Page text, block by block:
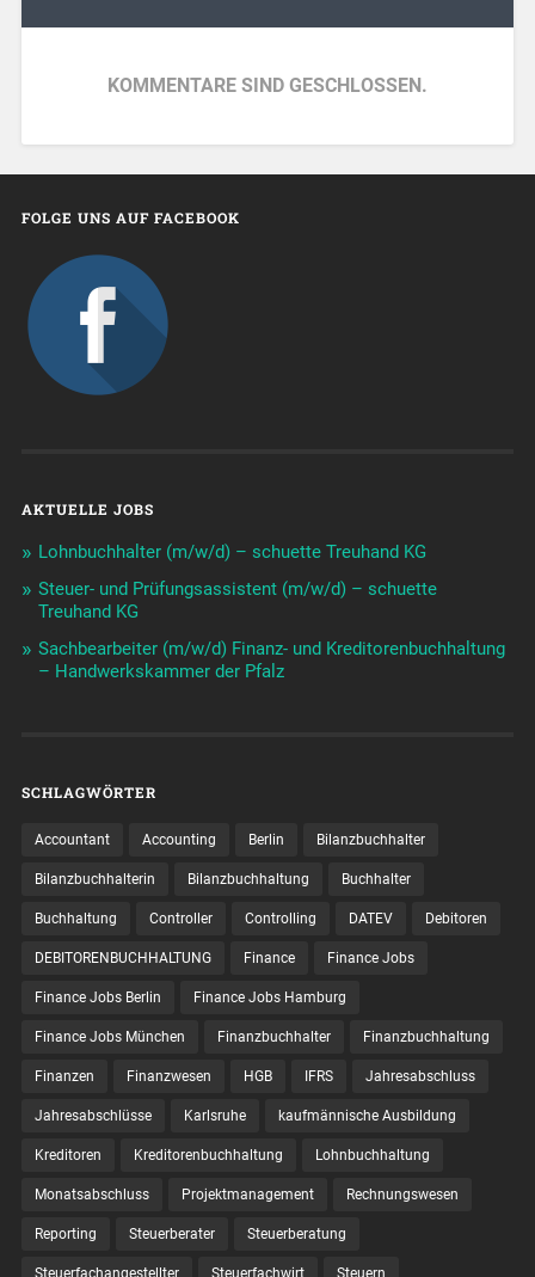
KOMMENTARE SIND GESCHLOSSEN.
FOLGE UNS AUF FACEBOOK
AKTUELLE JOBS
Lohnbuchhalter (m/w/d) – schuette Treuhand KG
Steuer- und Prüfungsassistent (m/w/d) – schuette
Treuhand KG
Sachbearbeiter (m/w/d) Finanz- und Kreditorenbuchhaltung
– Handwerkskammer der Pfalz
SCHLAGWÖRTER
Accountant Accounting Berlin Bilanzbuchhalter
Bilanzbuchhalterin Bilanzbuchhaltung Buchhalter
Buchhaltung Controller Controlling DATEV Debitoren
DEBITORENBUCHHALTUNG Finance Finance Jobs
Finance Jobs Berlin Finance Jobs Hamburg
Finance Jobs München Finanzbuchhalter Finanzbuchhaltung
Finanzen Finanzwesen HGB IFRS Jahresabschluss
Jahresabschlüsse Karlsruhe kaufmännische Ausbildung
Kreditoren Kreditorenbuchhaltung Lohnbuchhaltung
Monatsabschluss Projektmanagement Rechnungswesen
Reporting Steuerberater Steuerberatung
Steuerfachangestellter Steuerfachwirt Steuern